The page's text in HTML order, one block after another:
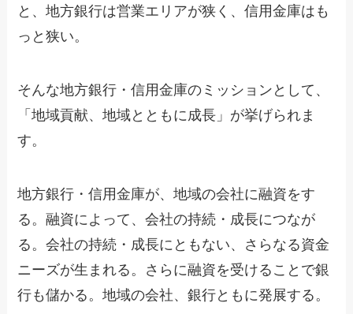
と、地方銀行は営業エリアが狭く、信用金庫はも
っと狭い。
そんな地方銀行・信用金庫のミッションとして、
「地域貢献、地域とともに成長」が挙げられま
す。
地方銀行・信用金庫が、地域の会社に融資をす
る。融資によって、会社の持続・成長につなが
る。会社の持続・成長にともない、さらなる資金
ニーズが生まれる。さらに融資を受けることで銀
行も儲かる。地域の会社、銀行ともに発展する。